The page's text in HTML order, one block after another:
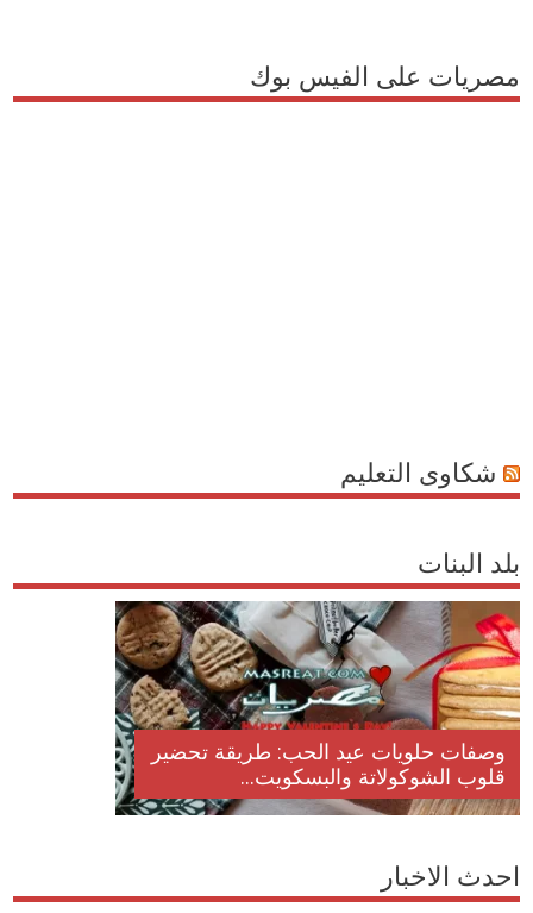
مصريات على الفيس بوك
شكاوى التعليم
بلد البنات
وصفات حلويات عيد الحب: طريقة تحضير
قلوب الشوكولاتة والبسكويت...
احدث الاخبار